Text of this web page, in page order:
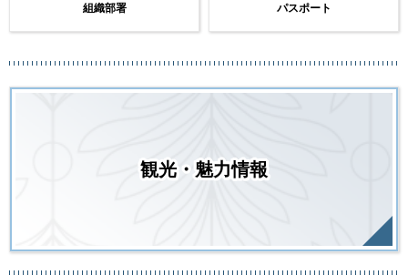
組織部署 パスポート
観光・魅力情報